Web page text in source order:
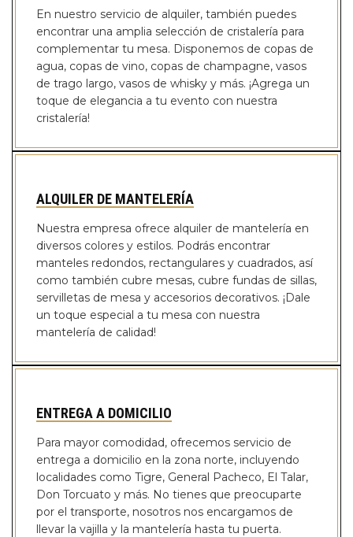
En nuestro servicio de alquiler, también puedes
encontrar una amplia selección de cristalería para
complementar tu mesa. Disponemos de copas de
agua, copas de vino, copas de champagne, vasos
de trago largo, vasos de whisky y más. ¡Agrega un
toque de elegancia a tu evento con nuestra
cristalería!
ALQUILER DE MANTELERÍA
Nuestra empresa ofrece alquiler de mantelería en
diversos colores y estilos. Podrás encontrar
manteles redondos, rectangulares y cuadrados, así
como también cubre mesas, cubre fundas de sillas,
servilletas de mesa y accesorios decorativos. ¡Dale
un toque especial a tu mesa con nuestra
mantelería de calidad!
ENTREGA A DOMICILIO
Para mayor comodidad, ofrecemos servicio de
entrega a domicilio en la zona norte, incluyendo
localidades como Tigre, General Pacheco, El Talar,
Don Torcuato y más. No tienes que preocuparte
por el transporte, nosotros nos encargamos de
llevar la vajilla y la mantelería hasta tu puerta.